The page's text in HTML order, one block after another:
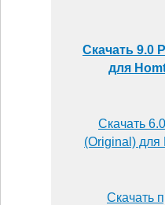
Скачать 9.0
для
Скачать
(Original) для
Скачать